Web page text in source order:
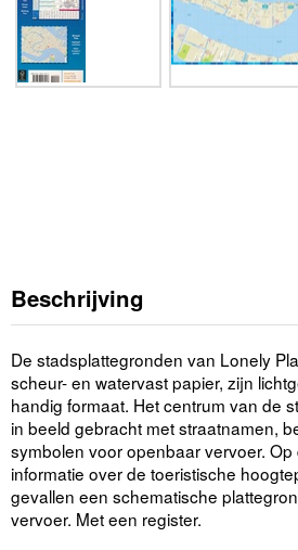
Beschrijving
De stadsplattegronden van Lonely
scheur- en watervast papier, zijn
handig formaat. Het centrum van de
in beeld gebracht met straatnamen,
symbolen voor openbaar vervoer.
informatie over de toeristische
gevallen een schematische
vervoer. Met een register.